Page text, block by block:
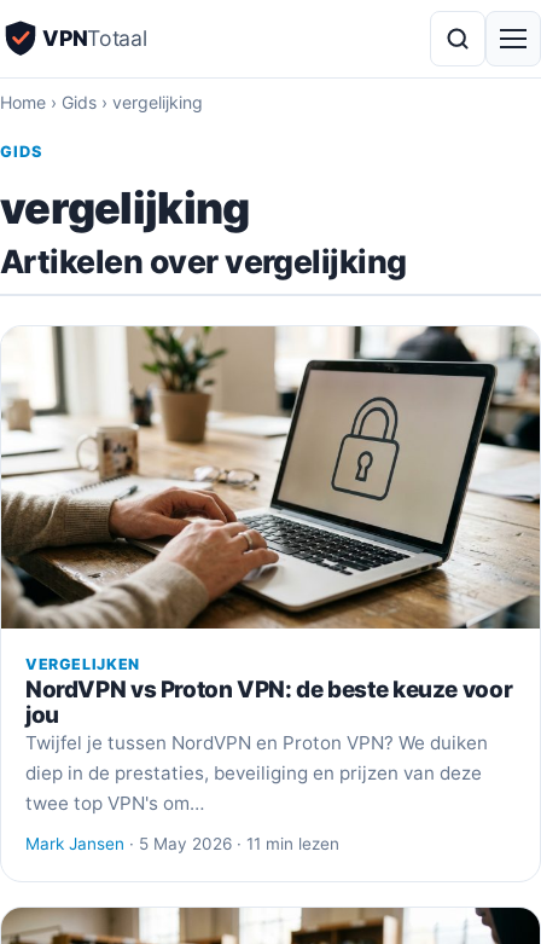
VPNTotaal
Home › Gids › vergelijking
GIDS
vergelijking
Artikelen over vergelijking
VERGELIJKEN
NordVPN vs Proton VPN: de beste keuze voor
jou
Twijfel je tussen NordVPN en Proton VPN? We duiken
diep in de prestaties, beveiliging en prijzen van deze
twee top VPN's om…
Mark Jansen · 5 May 2026 · 11 min lezen